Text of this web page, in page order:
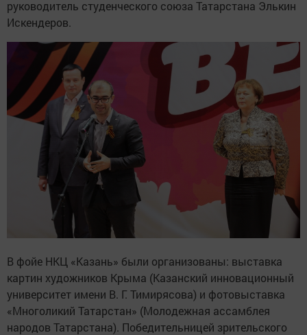
руководитель студенческого союза Татарстана Элькин
Искендеров.
В фойе НКЦ «Казань» были организованы: выставка
картин художников Крыма (Казанский инновационный
университет имени В. Г. Тимирясова) и фотовыставка
«Многоликий Татарстан» (Молодежная ассамблея
народов Татарстана). Победительницей зрительского